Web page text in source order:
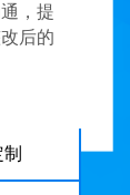
，提
后的